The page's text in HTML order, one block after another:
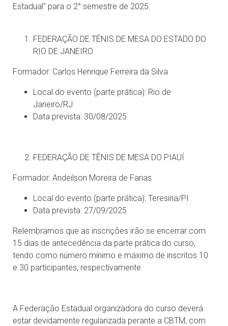
Estadual" para o 2° semestre de 2025.
FEDERAÇÃO DE TÊNIS DE MESA DO ESTADO DO
RIO DE JANEIRO
Formador: Carlos Henrique Ferreira da Silva
Local do evento (parte prática): Rio de
Janeiro/RJ
Data prevista: 30/08/2025
FEDERAÇÃO DE TÊNIS DE MESA DO PIAUÍ
Formador: Andeilson Moreira de Farias
Local do evento (parte prática): Teresina/PI
Data prevista: 27/09/2025
Relembramos que as inscrições irão se encerrar com
15 dias de antecedência da parte prática do curso,
tendo como número mínimo e máximo de inscritos 10
e 30 participantes, respectivamente.
A Federação Estadual organizadora do curso deverá
estar devidamente regularizada perante a CBTM, com